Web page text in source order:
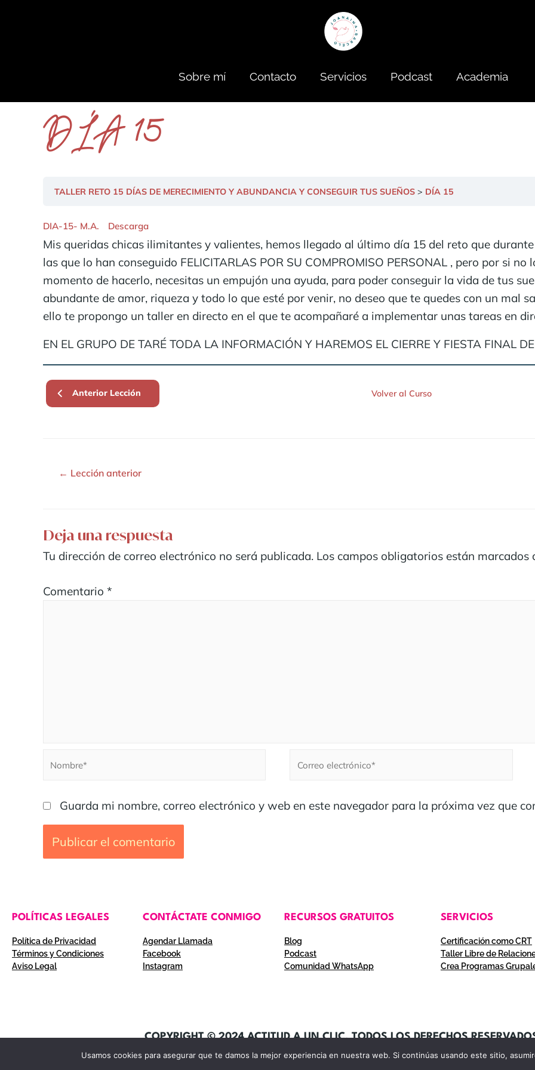
Sobre mí Contacto Servicios Podcast Academia
DÍA 15
TALLER RETO 15 DÍAS DE MERECIMIENTO Y ABUNDANCIA Y CONSEGUIR TUS SUEÑOS DÍA 15
DIA-15- M.A. Descarga
Mis queridas chicas ilimitantes y valientes, hemos llegado al último día 15 del reto que
las que lo han conseguido FELICITARLAS POR SU COMPROMISO PERSONAL , pero por si
momento de hacerlo, necesitas un empujón una ayuda, para poder conseguir la vida de tus
abundante de amor, riqueza y todo lo que esté por venir, no deseo que te quedes con un mal
ello te propongo un taller en directo en el que te acompañaré a implementar unas tareas en
EN EL GRUPO DE TARÉ TODA LA INFORMACIÓN Y HAREMOS EL CIERRE Y FIESTA FINAL
Anterior Lección Volver al Curso
← Lección anterior
Deja una respuesta
Tu dirección de correo electrónico no será publicada. Los campos obligatorios están marcados
Comentario *
Guarda mi nombre, correo electrónico y web en este navegador para la próxima vez que
POLÍTICAS LEGALES
Política de Privacidad
Términos y Condiciones
Aviso Legal
CONTÁCTATE CONMIGO
Agendar Llamada
Facebook
Instagram
RECURSOS GRATUITOS
Blog
Podcast
Comunidad WhatsApp
SERVICIOS
Certificación como CRT
Taller Libre de
Crea Programas
COPYRIGHT © 2024 ACTITUD A UN CLIC. TODOS LOS DERECHOS
Usamos cookies para asegurar que te damos la mejor experiencia en nuestra web. Si continúas usando este sitio,